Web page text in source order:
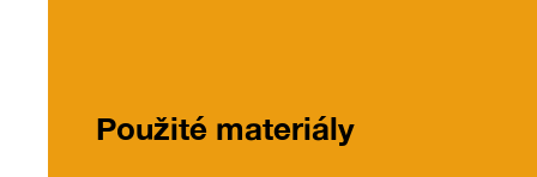
Použité materiály